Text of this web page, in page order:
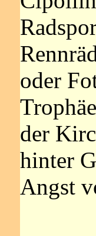
oder
der
hinter
Angst